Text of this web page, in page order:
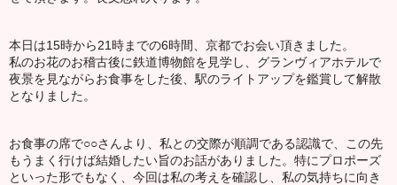
本日は15時から21時までの6時間、京都でお会い頂きました。
私のお花のお稽古後に鉄道博物館を見学し、グランヴィアホテルで
夜景を見ながらお食事をした後、駅のライトアップを鑑賞して解散
となりました。
お食事の席で○○さんより、私との交際が順調である認識で、この先
もうまく行けば結婚したい旨のお話がありました。特にプロポーズ
といった形でもなく、今回は私の考えを確認し、私の気持ちに向き